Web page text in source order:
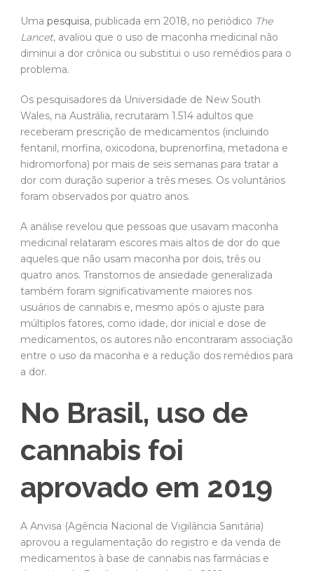
Uma pesquisa, publicada em 2018, no periódico The
Lancet, avaliou que o uso de maconha medicinal não
diminui a dor crônica ou substitui o uso remédios para o
problema.
Os pesquisadores da Universidade de New South
Wales, na Austrália, recrutaram 1.514 adultos que
receberam prescrição de medicamentos (incluindo
fentanil, morfina, oxicodona, buprenorfina, metadona e
hidromorfona) por mais de seis semanas para tratar a
dor com duração superior a três meses. Os voluntários
foram observados por quatro anos.
A análise revelou que pessoas que usavam maconha
medicinal relataram escores mais altos de dor do que
aqueles que não usam maconha por dois, três ou
quatro anos. Transtornos de ansiedade generalizada
também foram significativamente maiores nos
usuários de cannabis e, mesmo após o ajuste para
múltiplos fatores, como idade, dor inicial e dose de
medicamentos, os autores não encontraram associação
entre o uso da maconha e a redução dos remédios para
a dor.
No Brasil, uso de
cannabis foi
aprovado em 2019
A Anvisa (Agência Nacional de Vigilância Sanitária)
aprovou a regulamentação do registro e da venda de
medicamentos à base de cannabis nas farmácias e